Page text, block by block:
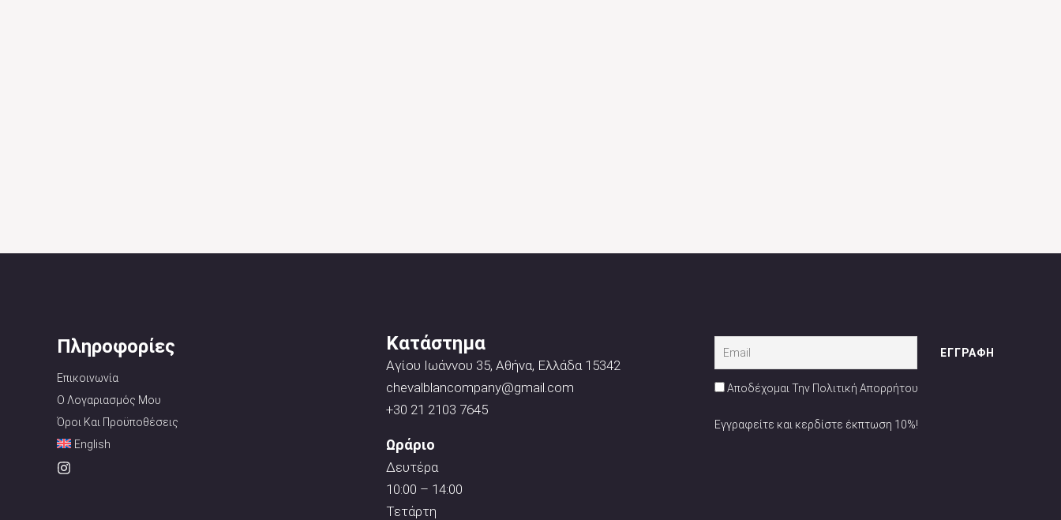
Πληροφορίες
Επικοινωνία
Ο Λογαριασμός Μου
Όροι Και Προϋποθέσεις
English
Κατάστημα
Αγίου Ιωάννου 35, Αθήνα, Ελλάδα 15342
chevalblancompany@gmail.com
+30 21 2103 7645
Ωράριο
Δευτέρα
10:00 – 14:00
Τετάρτη
Αποδέχομαι Την Πολιτική Απορρήτου
Εγγραφείτε και κερδίστε έκπτωση 10%!